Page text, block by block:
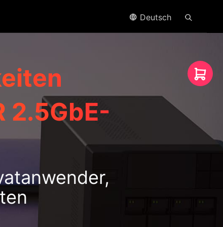
Deutsch
2.5GbE-